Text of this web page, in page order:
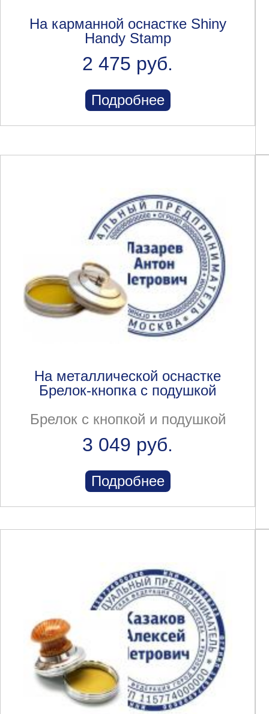
На карманной оснастке Shiny
Handy Stamp
2 475 руб.
Подробнее
На металлической оснастке
Брелок-кнопка с подушкой
Брелок с кнопкой и подушкой
3 049 руб.
Подробнее